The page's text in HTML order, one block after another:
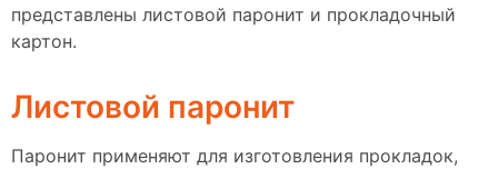
представлены листовой паронит и прокладочный
картон.
Листовой паронит
Паронит применяют для изготовления прокладок,